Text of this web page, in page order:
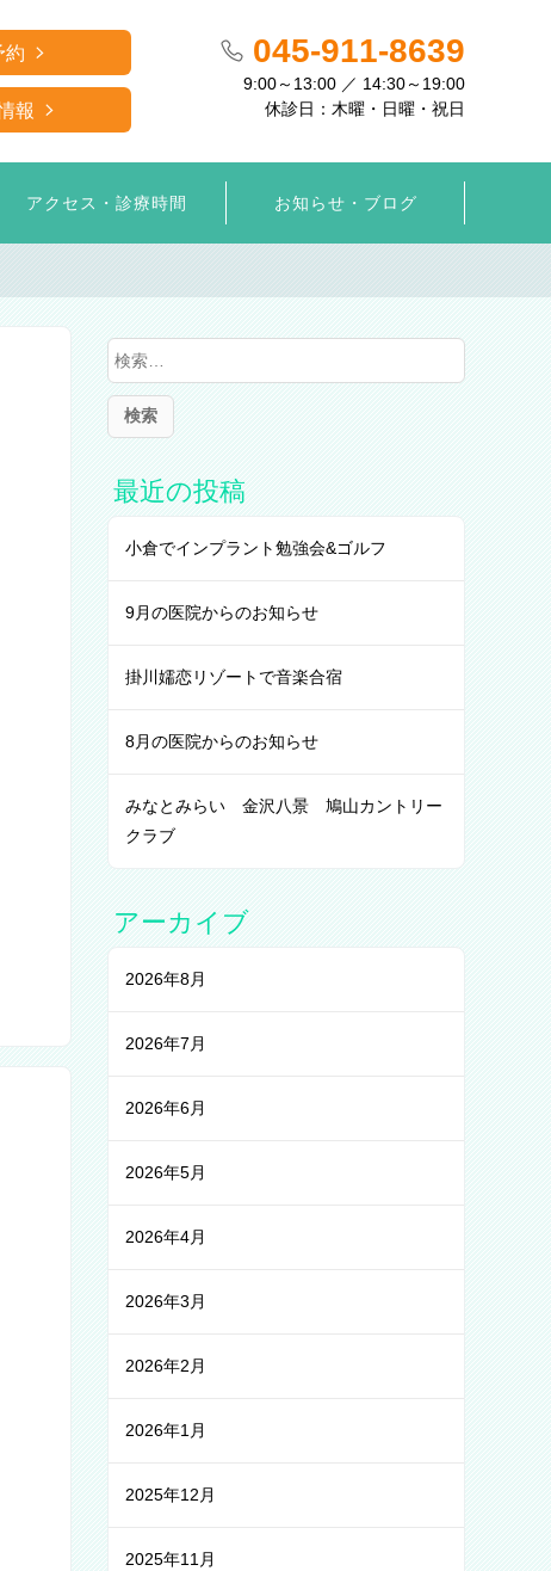
約
報
045-911-8639
9:00～13:00 ／ 14:30～19:00
休診日：木曜・日曜・祝日
アクセス・診療時間 お知らせ・ブログ
検
索
:
最近の投稿
小倉でインプラント勉強会&ゴルフ
9月の医院からのお知らせ
掛川嬬恋リゾートで音楽合宿
8月の医院からのお知らせ
みなとみらい 金沢八景 鳩山カントリー
クラブ
アーカイブ
2026年8月
2026年7月
2026年6月
2026年5月
2026年4月
2026年3月
2026年2月
2026年1月
2025年12月
2025年11月